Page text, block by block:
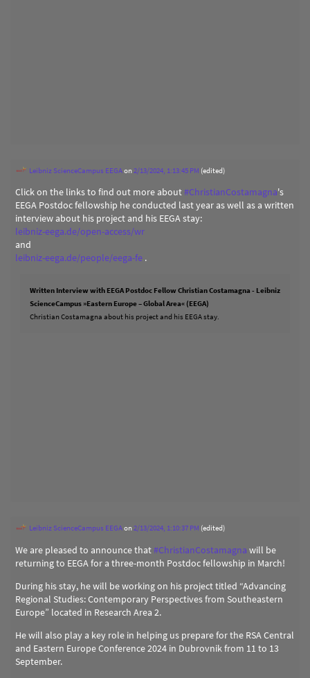
Leibniz ScienceCampus EEGAon2/13/2024, 1:13:45 PM (edited)
Click on the links to find out more about#ChristianCostamagna's
EEGA Postdoc fellowship he conducted last year as well as a written
interview about his project and his EEGA stay:
leibniz-eega.de/open-access/wr
and
leibniz-eega.de/people/eega-fe .
Written Interview with EEGA Postdoc Fellow Christian Costamagna - Leibniz
ScienceCampus »Eastern Europe – Global Area« (EEGA)
Christian Costamagna about his project and his EEGA stay.
Leibniz ScienceCampus EEGAon2/13/2024, 1:10:37 PM (edited)
We are pleased to announce that#ChristianCostamagna will be
returning to EEGA for a three-month Postdoc fellowship in March!
During his stay, he will be working on his project titled “Advancing
Regional Studies: Contemporary Perspectives from Southeastern
Europe” located in Research Area 2.
He will also play a key role in helping us prepare for the RSA Central
and Eastern Europe Conference 2024 in Dubrovnik from 11 to 13
September.